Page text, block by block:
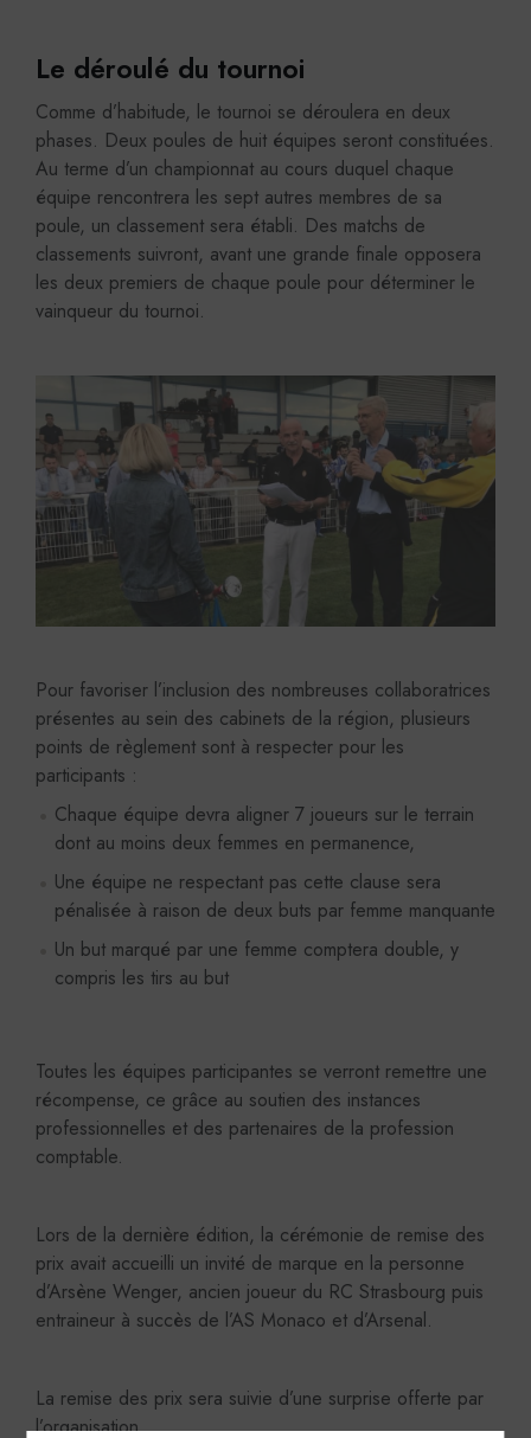
Le déroulé du tournoi
Comme d’habitude, le tournoi se déroulera en deux
phases. Deux poules de huit équipes seront constituées.
Au terme d’un championnat au cours duquel chaque
équipe rencontrera les sept autres membres de sa
poule, un classement sera établi. Des matchs de
classements suivront, avant une grande finale opposera
les deux premiers de chaque poule pour déterminer le
vainqueur du tournoi.
Pour favoriser l’inclusion des nombreuses collaboratrices
présentes au sein des cabinets de la région, plusieurs
points de règlement sont à respecter pour les
participants :
Chaque équipe devra aligner 7 joueurs sur le terrain
dont au moins deux femmes en permanence,
Une équipe ne respectant pas cette clause sera
pénalisée à raison de deux buts par femme manquante
Un but marqué par une femme comptera double, y
compris les tirs au but
Toutes les équipes participantes se verront remettre une
récompense, ce grâce au soutien des instances
professionnelles et des partenaires de la profession
comptable.
Lors de la dernière édition, la cérémonie de remise des
prix avait accueilli un invité de marque en la personne
d’Arsène Wenger, ancien joueur du RC Strasbourg puis
entraineur à succès de l’AS Monaco et d’Arsenal.
La remise des prix sera suivie d’une surprise offerte par
l’organisation.